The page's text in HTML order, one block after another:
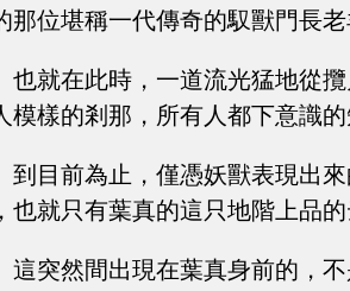
那位堪稱一代傳奇的馭獸門長
也就在此時，一道流光猛地從
模樣的剎那，所有人都下意識
到目前為止，僅憑妖獸表現出
也就只有葉真的這只地階上品
這突然間出現在葉真身前的，